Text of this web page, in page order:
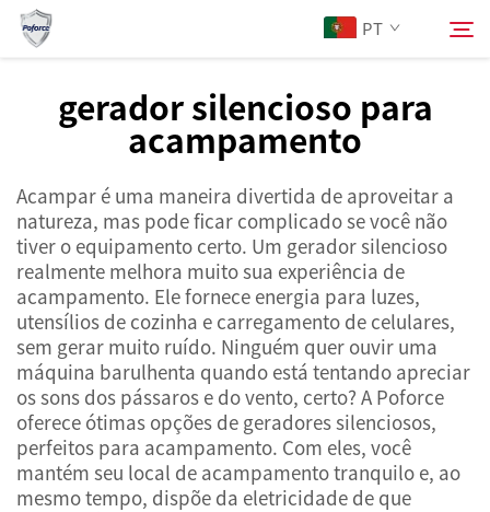
PT
Sobre Nós
Produtos
Serviços
Notícias
Contacte-nos
gerador silencioso para
acampamento
Acampar é uma maneira divertida de aproveitar a
natureza, mas pode ficar complicado se você não
tiver o equipamento certo. Um gerador silencioso
realmente melhora muito sua experiência de
acampamento. Ele fornece energia para luzes,
utensílios de cozinha e carregamento de celulares,
sem gerar muito ruído. Ninguém quer ouvir uma
máquina barulhenta quando está tentando apreciar
os sons dos pássaros e do vento, certo? A Poforce
oferece ótimas opções de geradores silenciosos,
perfeitos para acampamento. Com eles, você
mantém seu local de acampamento tranquilo e, ao
mesmo tempo, dispõe da eletricidade de que